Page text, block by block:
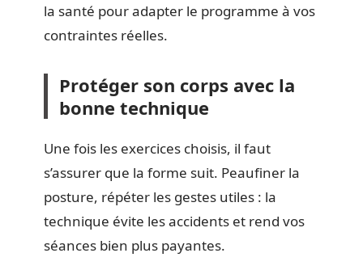
la santé pour adapter le programme à vos
contraintes réelles.
Protéger son corps avec la
bonne technique
Une fois les exercices choisis, il faut
s’assurer que la forme suit. Peaufiner la
posture, répéter les gestes utiles : la
technique évite les accidents et rend vos
séances bien plus payantes.